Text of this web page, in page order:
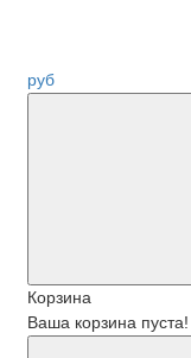
руб
Корзина
Ваша корзина пуста!